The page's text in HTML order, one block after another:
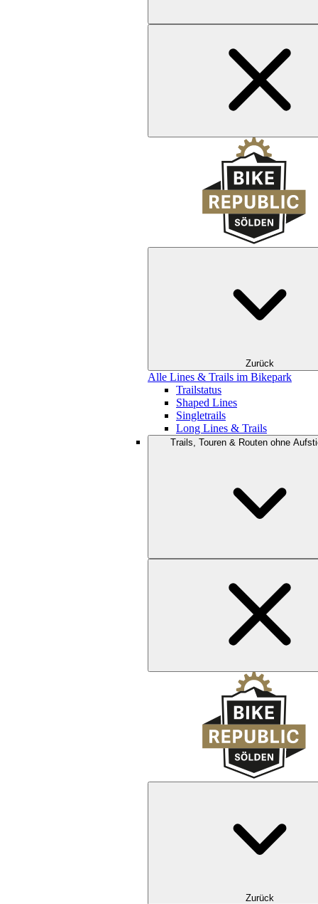
Zurück
Alle Lines & Trails im Bikepark
Trailstatus
Shaped Lines
Singletrails
Long Lines & Trails
Trails, Touren & Routen ohne
Zurück